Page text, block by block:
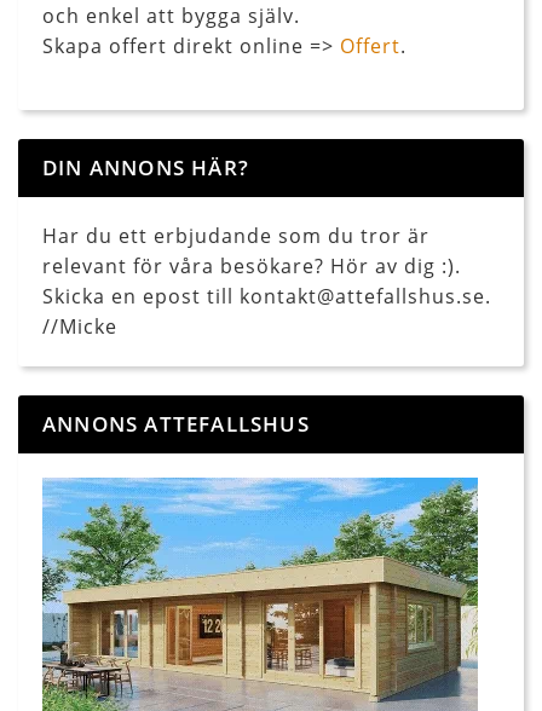
och enkel att bygga själv.
Skapa offert direkt online => Offert.
DIN ANNONS HÄR?
Har du ett erbjudande som du tror är
relevant för våra besökare? Hör av dig :).
Skicka en epost till kontakt@attefallshus.se.
//Micke
ANNONS ATTEFALLSHUS